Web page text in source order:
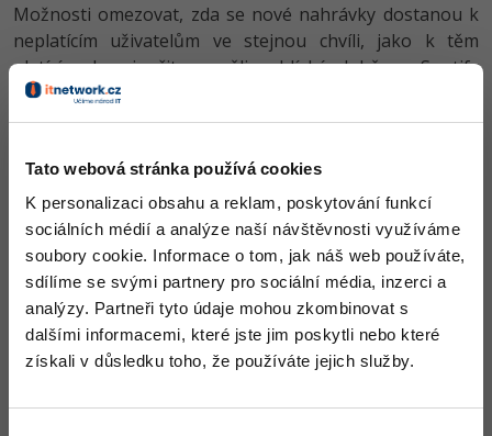
Tato webová stránka používá cookies
K personalizaci obsahu a reklam, poskytování funkcí
sociálních médií a analýze naší návštěvnosti využíváme
soubory cookie. Informace o tom, jak náš web používáte,
sdílíme se svými partnery pro sociální média, inzerci a
analýzy. Partneři tyto údaje mohou zkombinovat s
dalšími informacemi, které jste jim poskytli nebo které
získali v důsledku toho, že používáte jejich služby.
SEO specialista
Pro děti
Fórum
Linux
Kybernetická bezpečnost
Elektronický podpis
Fórum
Možnosti omezovat, zda se nové nahrávky dostanou k
neplatícím uživatelům ve stejnou chvíli, jako k těm
platícím, by si přitom měli v blízké době se Spotify
dohodnout i dva další velké labely, Warner Music Group
a Sony Music Group. Universal Music Group jim tak
problémy řešit nemusí, protože Spotify jako jediné z
velkých hráčů poskytuje členství zdarma.
Zdroj: The Verge